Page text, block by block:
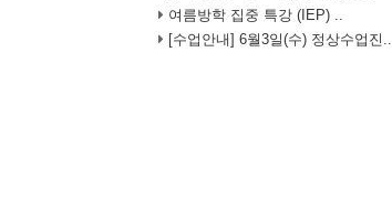
여름방학 집중 특강 (IEP) ..
[수업안내] 6월3일(수) 정상수업진..